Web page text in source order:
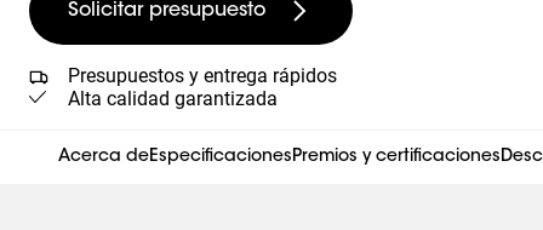
Solicitar presupuesto
Presupuestos y entrega rápidos
Alta calidad garantizada
Acerca deEspecificacionesPremios y certificaciones